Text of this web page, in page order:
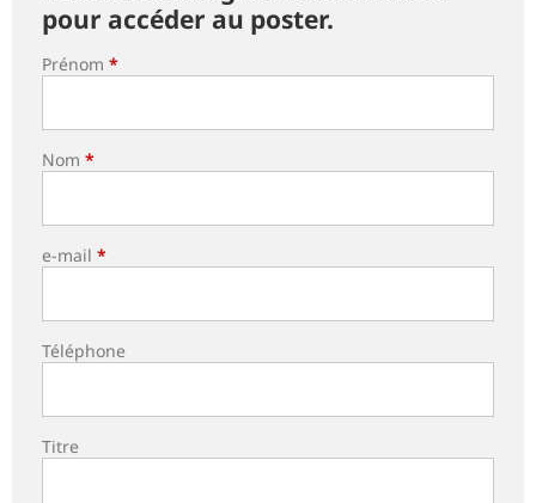
pour accéder au poster.
Prénom *
Nom *
e-mail *
Téléphone
Titre